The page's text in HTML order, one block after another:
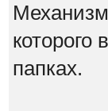
папках.